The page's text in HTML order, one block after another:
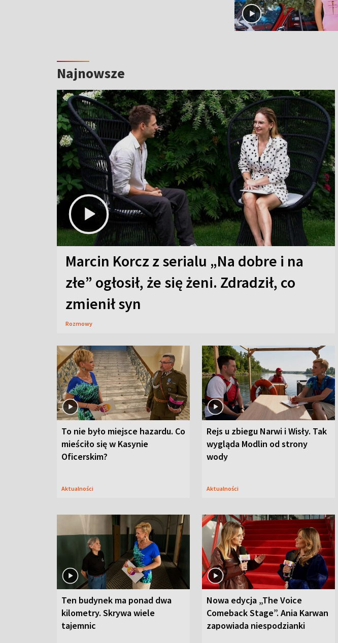
Najnowsze
Marcin Korcz z serialu „Na dobre i na
złe” ogłosił, że się żeni. Zdradził, co
zmienił syn
Rozmowy
To nie było miejsce hazardu. Co
mieściło się w Kasynie
Oficerskim?
Aktualności
Rejs u zbiegu Narwi i Wisły. Tak
wygląda Modlin od strony
wody
Aktualności
Ten budynek ma ponad dwa
kilometry. Skrywa wiele
tajemnic
Nowa edycja „The Voice
Comeback Stage”. Ania Karwan
zapowiada niespodzianki